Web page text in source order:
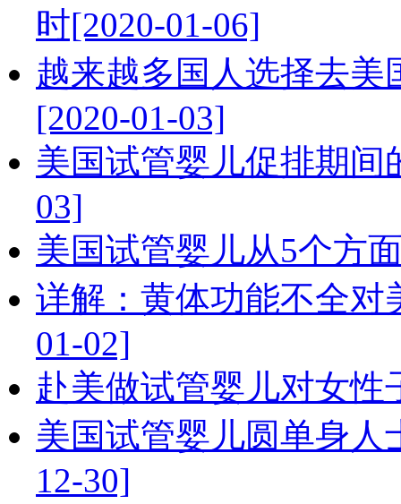
时[2020-01-06]
越来越多国人选择去
[2020-01-03]
美国试管婴儿促排期间
03]
美国试管婴儿从5个方
详解：黄体功能不全对
01-02]
赴美做试管婴儿对女性
美国试管婴儿圆单身人
12-30]